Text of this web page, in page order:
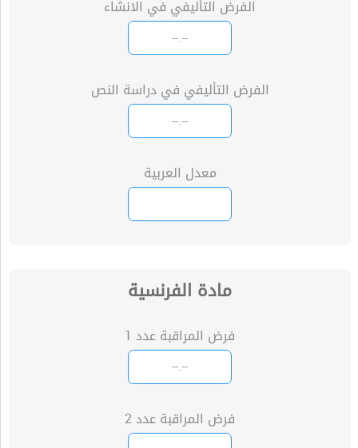
الفرض التأليفي في الانشاء
الفرض التأليفي في دراسة النص
معدل العربية
مادة الفرنسية
فرض المراقبة عدد 1
فرض المراقبة عدد 2